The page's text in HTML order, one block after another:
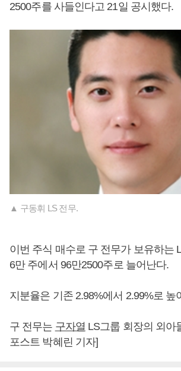
2500주를 사들인다고 21일 공시했다.
▲ 구동휘 LS 전무.
이번 주식 매수로 구 전무가 보유하는
6만 주에서 96만2500주로 늘어난다.
지분율은 기존 2.98%에서 2.99%로 높
구 전무는 구자열 LS그룹 회장의 외아
포스트 박혜린 기자]